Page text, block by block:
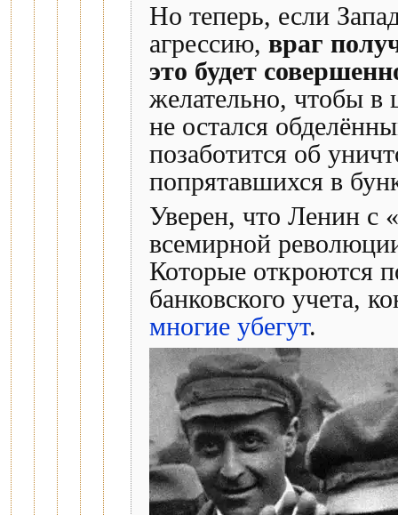
Но теперь, если
агрессию, враг
это будет
желательно, чтобы в
не остался
позаботится об
попрятавшихся в
Уверен, что Ленин с
всемирной
Которые откроются
банковского учета,
многие убегут.